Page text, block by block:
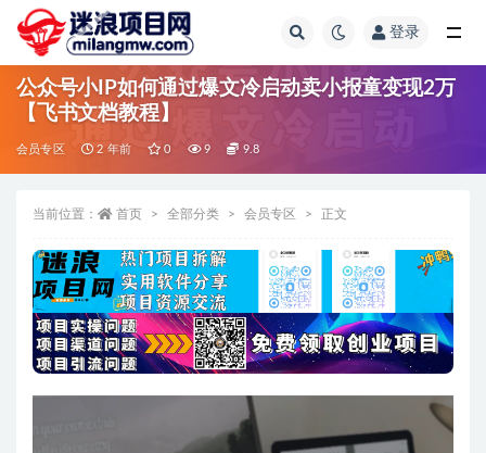
登录
公众号小IP如何通过爆文冷启动卖小报童变现2万
【飞书文档教程】
会员专区 2 年前 0 9 9.8
当前位置： 首页 全部分类 会员专区 正文
全部